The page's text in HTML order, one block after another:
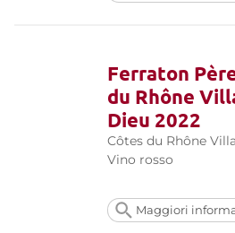
Ferraton
du Rhône
Dieu 2022
Côtes du Rhône
Vino rosso
Maggiori